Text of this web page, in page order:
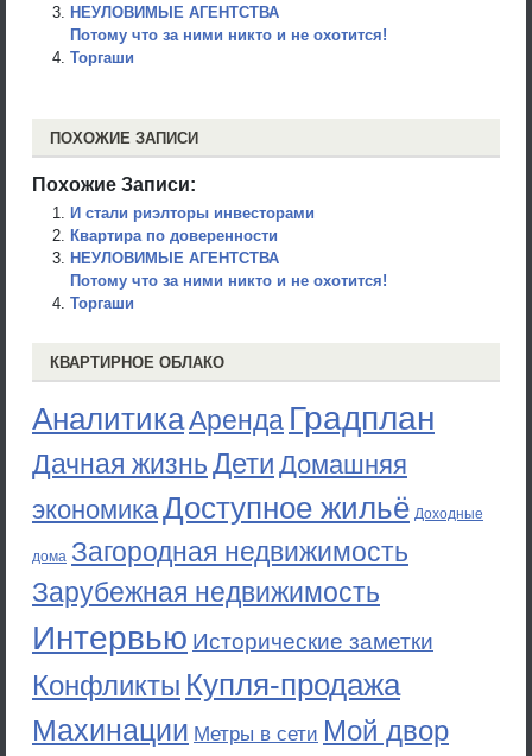
НЕУЛОВИМЫЕ АГЕНТСТВА
Потому что за ними никто и не охотится!
Торгаши
ПОХОЖИЕ ЗАПИСИ
Похожие Записи:
И стали риэлторы инвесторами
Квартира по доверенности
НЕУЛОВИМЫЕ АГЕНТСТВА
Потому что за ними никто и не охотится!
Торгаши
КВАРТИРНОЕ ОБЛАКО
АналитикаАренда Градплан
Дачная жизньДети Домашняя
экономикаДоступное жильё Доходные
дома Загородная недвижимость
Зарубежная недвижимость
Интервью Исторические заметки
Конфликты Купля-продажа
Махинации Метры в сети Мой двор